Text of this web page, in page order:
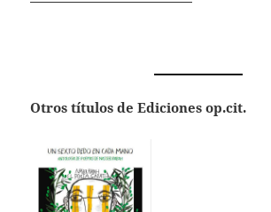
Otros títulos de Ediciones op.cit.